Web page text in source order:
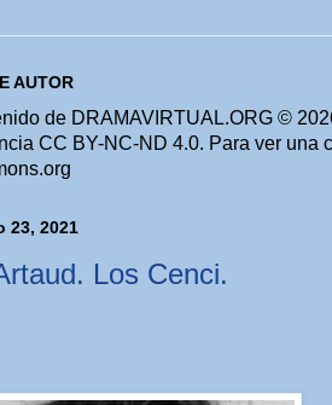
AUTOR
de DRAMAVIRTUAL.ORG ©
CC BY-NC-ND 4.0. Para ver una
23, 2021
Los Cenci.